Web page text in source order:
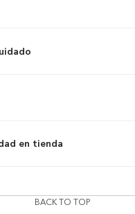
en tienda
BACK TO TOP